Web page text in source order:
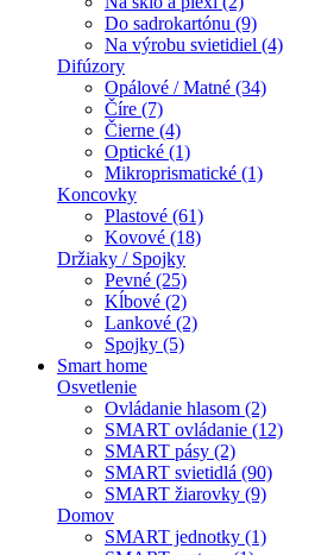
Do sadrokartónu (9)
Na výrobu svietidiel (4)
Difúzory
Opálové / Matné (34)
Číre (7)
Čierne (4)
Optické (1)
Mikroprismatické (1)
Koncovky
Plastové (61)
Kovové (18)
Držiaky / Spojky
Pevné (25)
Kĺbové (2)
Lankové (2)
Spojky (5)
Smart home
Osvetlenie
Ovládanie hlasom (2)
SMART ovládanie (12)
SMART pásy (2)
SMART svietidlá (90)
SMART žiarovky (9)
Domov
SMART jednotky (1)